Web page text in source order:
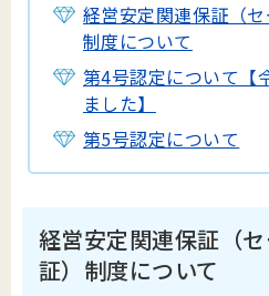
経営安定関連保証（セ
制度について
第4号認定について【
ました】
第5号認定について
経営安定関連保証（
証）制度について